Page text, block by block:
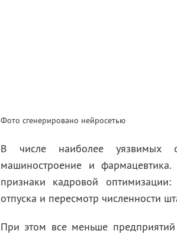
Фото сгенерировано нейросетью
В числе наиболее уязвимых
машиностроение и
признаки кадровой
отпуска и пересмотр численности
При этом все меньше